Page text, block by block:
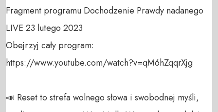
Fragment programu Dochodzenie Prawdy nadanego
LIVE 23 lutego 2023
Obejrzyj cały program:
https://www.youtube.com/watch?v=qM6hZqqrXjg
📣 Reset to strefa wolnego słowa i swobodnej myśli,